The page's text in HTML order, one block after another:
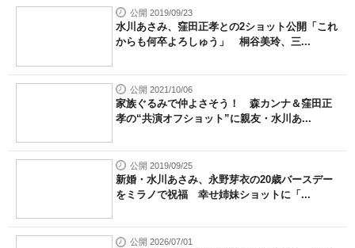
公開 2019/09/23
水川あさみ、窪田正孝との2ショット公開「これ
からも何卒よろしゅう」 桐谷美玲、三...
公開 2021/10/06
家族ぐるみで仲よさそう！ 森カンナ＆窪田正
孝の“共演オフショット”に親友・水川あ...
公開 2019/09/25
新婚・水川あさみ、永野芽衣の20歳バースデー
をミラノで祝福 幸せ姉妹ショットに「...
公開 2026/07/01